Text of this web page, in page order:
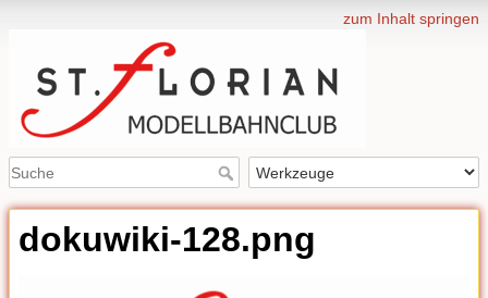
zum Inhalt springen
dokuwiki-128.png